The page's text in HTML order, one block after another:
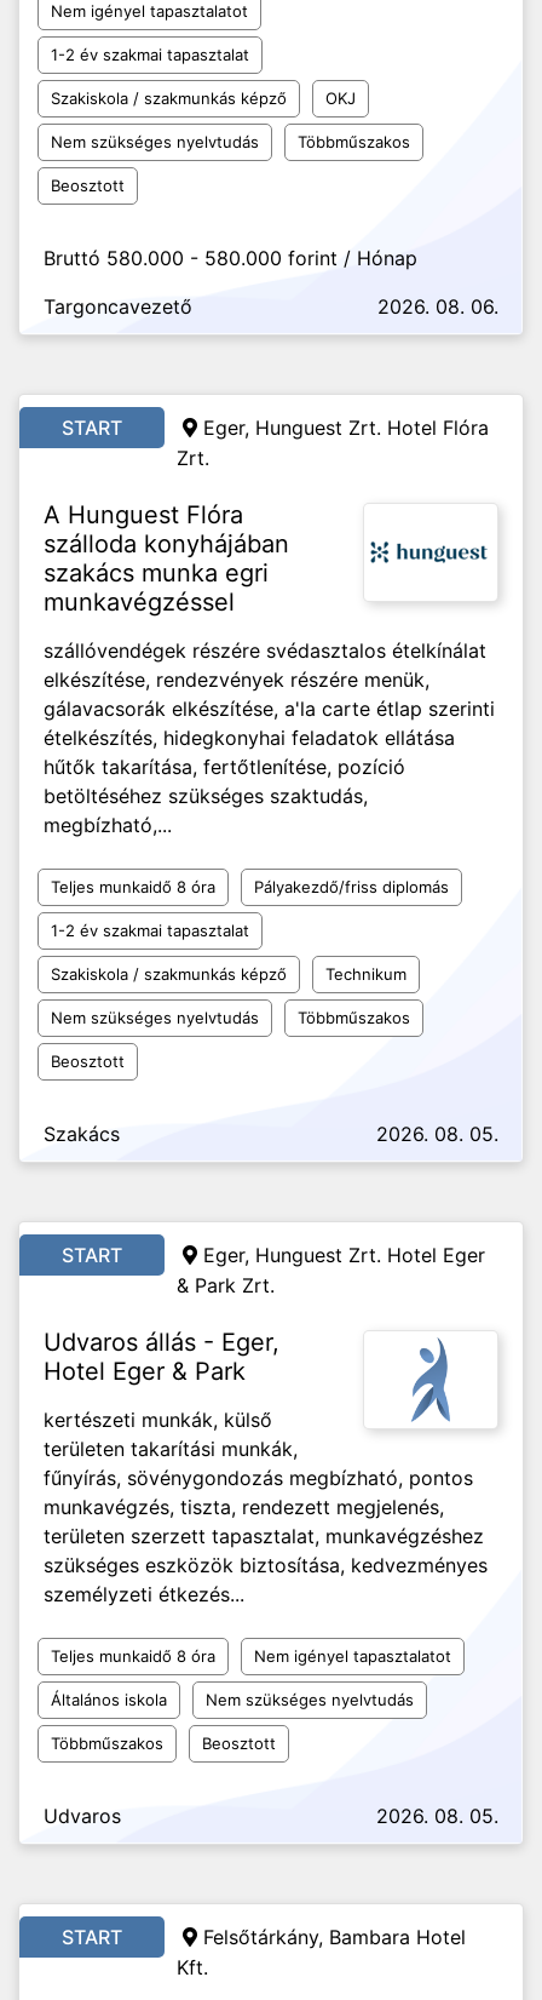
Nem igényel tapasztalatot
1-2 év szakmai tapasztalat
Szakiskola / szakmunkás képző OKJ
Nem szükséges nyelvtudás Többműszakos
Beosztott
Bruttó 580.000 - 580.000 forint / Hónap
Targoncavezető
2026. 08. 06.
START
Eger, Hunguest Zrt. Hotel Flóra
Zrt.
A Hunguest Flóra
szálloda konyhájában
szakács munka egri
munkavégzéssel
szállóvendégek részére svédasztalos ételkínálat
elkészítése, rendezvények részére menük,
gálavacsorák elkészítése, a'la carte étlap szerinti
ételkészítés, hidegkonyhai feladatok ellátása
hűtők takarítása, fertőtlenítése, pozíció
betöltéséhez szükséges szaktudás,
megbízható,...
Teljes munkaidő 8 óra Pályakezdő/friss diplomás
1-2 év szakmai tapasztalat
Szakiskola / szakmunkás képző Technikum
Nem szükséges nyelvtudás Többműszakos
Beosztott
Szakács 2026. 08. 05.
START
Eger, Hunguest Zrt. Hotel Eger
& Park Zrt.
Udvaros állás - Eger,
Hotel Eger & Park
kertészeti munkák, külső
területen takarítási munkák,
fűnyírás, sövénygondozás megbízható, pontos
munkavégzés, tiszta, rendezett megjelenés,
területen szerzett tapasztalat, munkavégzéshez
szükséges eszközök biztosítása, kedvezményes
személyzeti étkezés...
Teljes munkaidő 8 óra Nem igényel tapasztalatot
Általános iskola Nem szükséges nyelvtudás
Többműszakos Beosztott
Udvaros 2026. 08. 05.
START
Felsőtárkány, Bambara Hotel
Kft.